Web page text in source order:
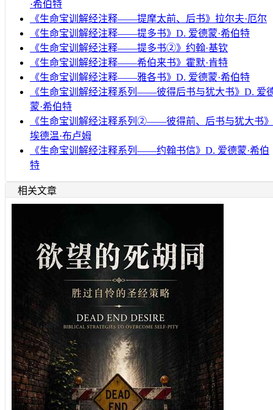
·希伯特
《生命宝训解经注释——提摩太前、后书》拉尔夫·厄尔
《生命宝训解经注释——提多书》D. 爱德蒙·希伯特
《生命宝训解经注释——提多书②》约翰·基钦
《生命宝训解经注释——希伯来书》霍默·肯特
《生命宝训解经注释——雅各书》D. 爱德蒙·希伯特
《生命宝训解经注释系列——彼得后书与犹大书》D. 爱
蒙·希伯特
《生命宝训解经注释系列②——彼得前、后书与犹大书》
埃德温·布卢姆
《生命宝训解经注释系列——约翰书信》D. 爱德蒙·希伯
特
相关文章